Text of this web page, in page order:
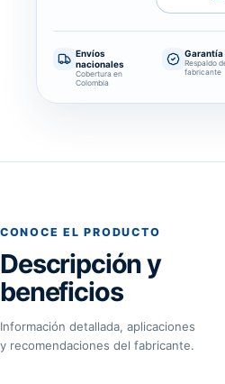
Envíos
nacionales
Cobertura en
Colombia
Respaldo
fabricante
CONOCE EL PRODUCTO
Descripción y
beneficios
Información detallada, aplicaciones
y recomendaciones del fabricante.